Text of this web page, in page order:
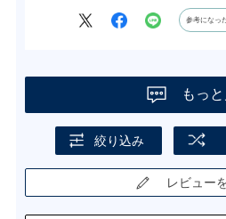
参考になっ
もっ
絞り込み
レビュー